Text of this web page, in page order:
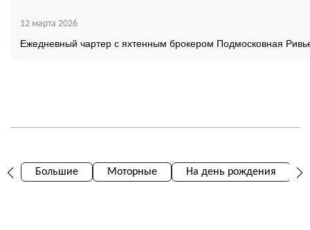
12 марта 2026
Ежедневный чартер с яхтенным брокером Подмосковная
Большие Моторные На день рождения